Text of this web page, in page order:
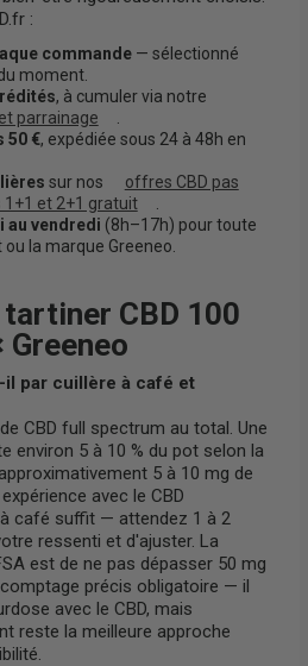
:
commande— sélectionné
moment.
, à cumuler via notre
parrainage
50 €, expédiée sous 24 à 48h en
sur nos
offres CBD pas
et 2+1 gratuit
au vendredi (8h–17h) pour toute
la marque Greeneo.
CBD 100
Greeneo
il par cuillère à café et
CBD full spectrum au total. Une
environ 5 à 10 % du pot selon la
5 à 10 mg de
avec le CBD
café suffit — attendez 1 à 2
ressenti et d'ajuster. La
est de ne pas dépasser 50 mg
comptage précis obligatoire — il
avec le CBD, mais
reste la meilleure approche